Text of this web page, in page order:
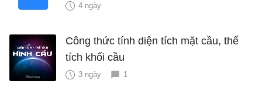
4 ngày
Công thức tính diện tích mặt cầu, thể
tích khối cầu
3 ngày 1